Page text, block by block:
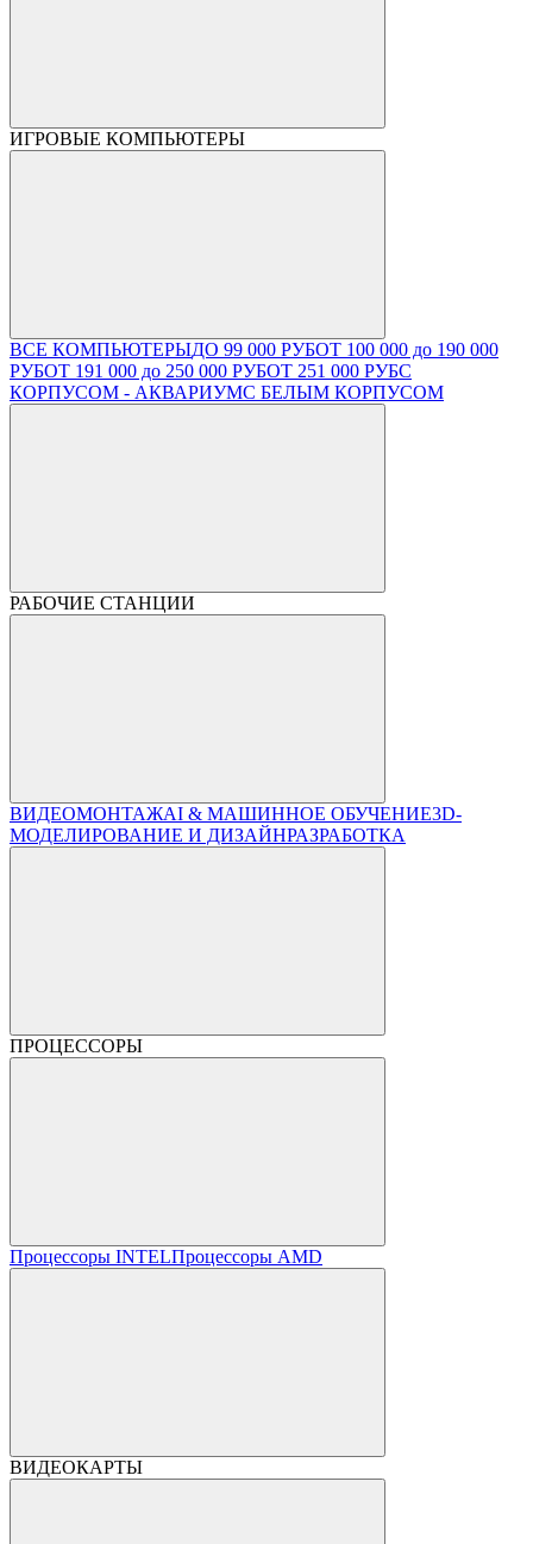
ИГРОВЫЕ КОМПЬЮТЕРЫ
ВСЕ КОМПЬЮТЕРЫДО 99 000 РУБОТ 100 000 до 190 000
РУБОТ 191 000 до 250 000 РУБОТ 251 000 РУБС
КОРПУСОМ - АКВАРИУМС БЕЛЫМ КОРПУСОМ
РАБОЧИЕ СТАНЦИИ
ВИДЕОМОНТАЖAI & МАШИННОЕ ОБУЧЕНИЕ3D-
МОДЕЛИРОВАНИЕ И ДИЗАЙНРАЗРАБОТКА
ПРОЦЕССОРЫ
Процессоры INTELПроцессоры AMD
ВИДЕОКАРТЫ